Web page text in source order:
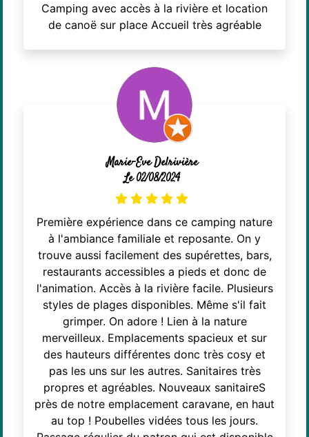
Camping avec accès à la rivière et location
de canoë sur place Accueil très agréable
Marie-Eve Delrivière
Le 02/08/2024
Première expérience dans ce camping nature
à l'ambiance familiale et reposante. On y
trouve aussi facilement des supérettes, bars,
restaurants accessibles a pieds et donc de
l'animation. Accès à la rivière facile. Plusieurs
styles de plages disponibles. Même s'il fait
grimper. On adore ! Lien à la nature
merveilleux. Emplacements spacieux et sur
des hauteurs différentes donc très cosy et
pas les uns sur les autres. Sanitaires très
propres et agréables. Nouveaux sanitaireS
près de notre emplacement caravane, en haut
au top ! Poubelles vidées tous les jours.